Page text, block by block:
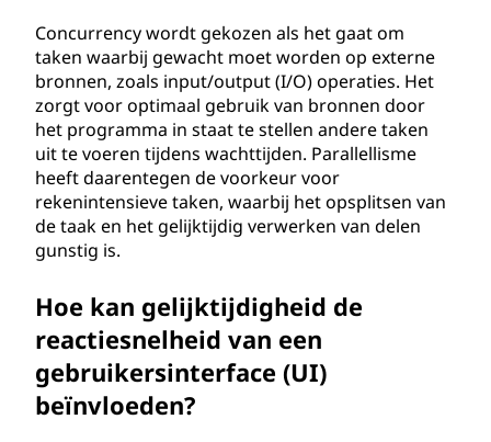
Concurrency wordt gekozen als het gaat om
taken waarbij gewacht moet worden op externe
bronnen, zoals input/output (I/O) operaties. Het
zorgt voor optimaal gebruik van bronnen door
het programma in staat te stellen andere taken
uit te voeren tijdens wachttijden. Parallellisme
heeft daarentegen de voorkeur voor
rekenintensieve taken, waarbij het opsplitsen van
de taak en het gelijktijdig verwerken van delen
gunstig is.
Hoe kan gelijktijdigheid de
reactiesnelheid van een
gebruikersinterface (UI)
beïnvloeden?